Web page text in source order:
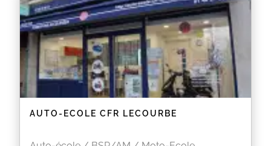
AUTO-ECOLE CFR LECOURBE